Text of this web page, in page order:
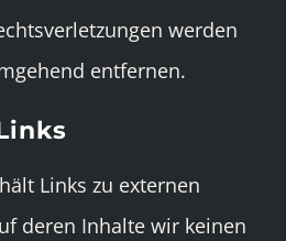
werden
entfernen.
Links zu externen
deren Inhalte wir keinen